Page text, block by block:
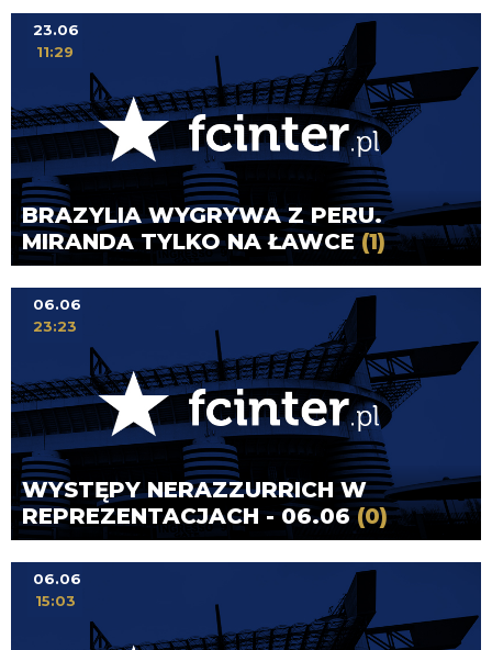
BRAZYLIA WYGRYWA Z PERU.
MIRANDA TYLKO NA ŁAWCE(1)
23.06
11:29
WYSTĘPY NERAZZURRICH W
REPREZENTACJACH - 06.06 (0)
06.06
23:23
06.06
15:03